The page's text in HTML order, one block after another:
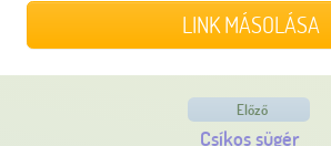
LINK MÁSOLÁSA
Előző
Csíkos sügér